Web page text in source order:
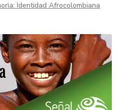
Identidad Afrocolombiana